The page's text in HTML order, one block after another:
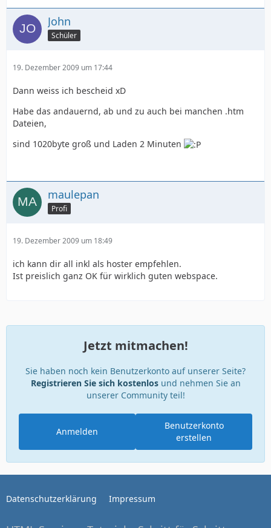
John
Schüler
19. Dezember 2009 um 17:44
Dann weiss ich bescheid xD
Habe das andauernd, ab und zu auch bei manchen .htm
Dateien,
sind 1020byte groß und Laden 2 Minuten
maulepan
Profi
19. Dezember 2009 um 18:49
ich kann dir all inkl als hoster empfehlen.
Ist preislich ganz OK für wirklich guten webspace.
Jetzt mitmachen!
Sie haben noch kein Benutzerkonto auf unserer Seite?
Registrieren Sie sich kostenlosund nehmen Sie an
unserer Community teil!
Benutzerkonto
erstellen
Anmelden
Datenschutzerklärung Impressum